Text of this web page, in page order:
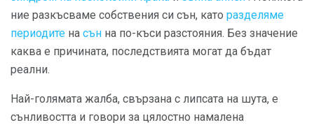
ние разкъсваме собствения си сън, като разделяме
периодите на сън на по-къси разстояния. Без значение
каква е причината, последствията могат да бъдат
реални.
Най-голямата жалба, свързана с липсата на шута, е
сънливостта и говори за цялостно намалена